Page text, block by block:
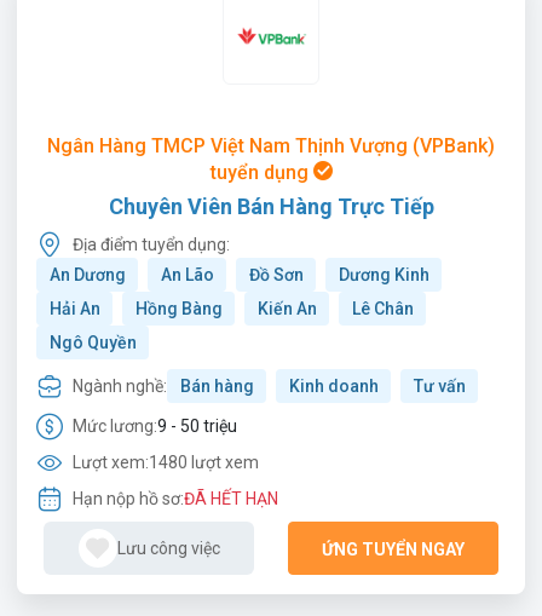
Ngân Hàng TMCP Việt Nam Thịnh Vượng (VPBank)
tuyển dụng
Chuyên Viên Bán Hàng Trực Tiếp
Địa điểm tuyển dụng:
An Dương
An Lão Đồ Sơn
Dương Kinh
Hải An
Hồng Bàng Kiến An
Lê Chân
Ngô Quyền
Ngành nghề: Bán hàng Kinh doanh Tư vấn
Mức lương:9 - 50 triệu
Lượt xem:1480 lượt xem
Hạn nộp hồ sơ:ĐÃ HẾT HẠN
Lưu công việc ỨNG TUYỂN NGAY